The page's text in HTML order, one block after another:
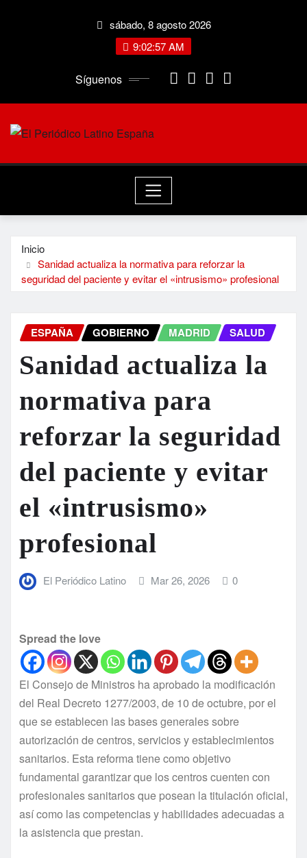
sábado, 8 agosto 2026
9:02:58 AM
Síguenos
Inicio
Sanidad actualiza la normativa para reforzar la
seguridad del paciente y evitar el «intrusismo» profesional
ESPAÑA GOBIERNO MADRID SALUD
Sanidad actualiza la
normativa para
reforzar la seguridad
del paciente y evitar
el «intrusismo»
profesional
El Periódico Latino Mar 26, 2026 0
Spread the love
El Consejo de Ministros ha aprobado la modificación
del Real Decreto 1277/2003, de 10 de octubre, por el
que se establecen las bases generales sobre
autorización de centros, servicios y establecimientos
sanitarios. Esta reforma tiene como objetivo
fundamental garantizar que los centros cuenten con
profesionales sanitarios que posean la titulación oficial,
así como las competencias y habilidades adecuadas a
la asistencia que prestan.